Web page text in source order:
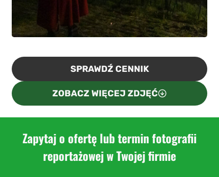
SPRAWDŹ CENNIK
ZOBACZ WIĘCEJ ZDJĘĆ
Zapytaj o ofertę lub termin fotografii
reportażowej w Twojej firmie